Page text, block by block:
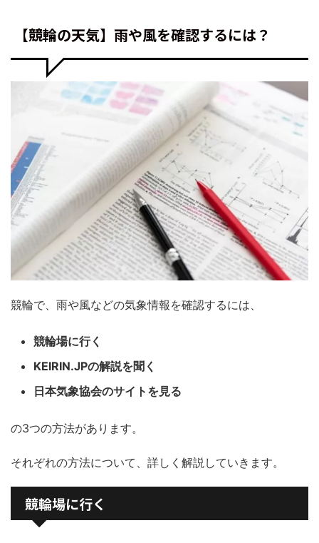
【競輪の天気】雨や風を確認するには？
競輪で、雨や風などの気象情報を確認するには、
競輪場に行く
KEIRIN.JPの解説を聞く
日本気象協会のサイトを見る
の3つの方法があります。
それぞれの方法について、詳しく解説していきます。
競輪場に行く